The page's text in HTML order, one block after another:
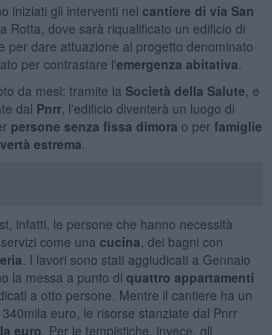
iniziati gli interventi nel cantiere di via San
Rotta, dove sarà riqualificato un edificio di
per dare attuazione al progetto denominato
per contrastare l'emergenza abitativa
da mesi: tramite la Società della Salute , e
dal Pnrr, l'edificio diventerà un luogo di
persone senza fissa dimora o per famiglie
estrema
infatti, le persone che hanno necessità
come una cucina , dei bagni con
. I lavori sono stati aggiudicati a Gennaio
la messa a punto di quattro appartamenti
a otto persone. Mentre il cantiere ha un
euro, le risorse stanziate dal Pnrr
euro . Per le tempistiche, invece, gli